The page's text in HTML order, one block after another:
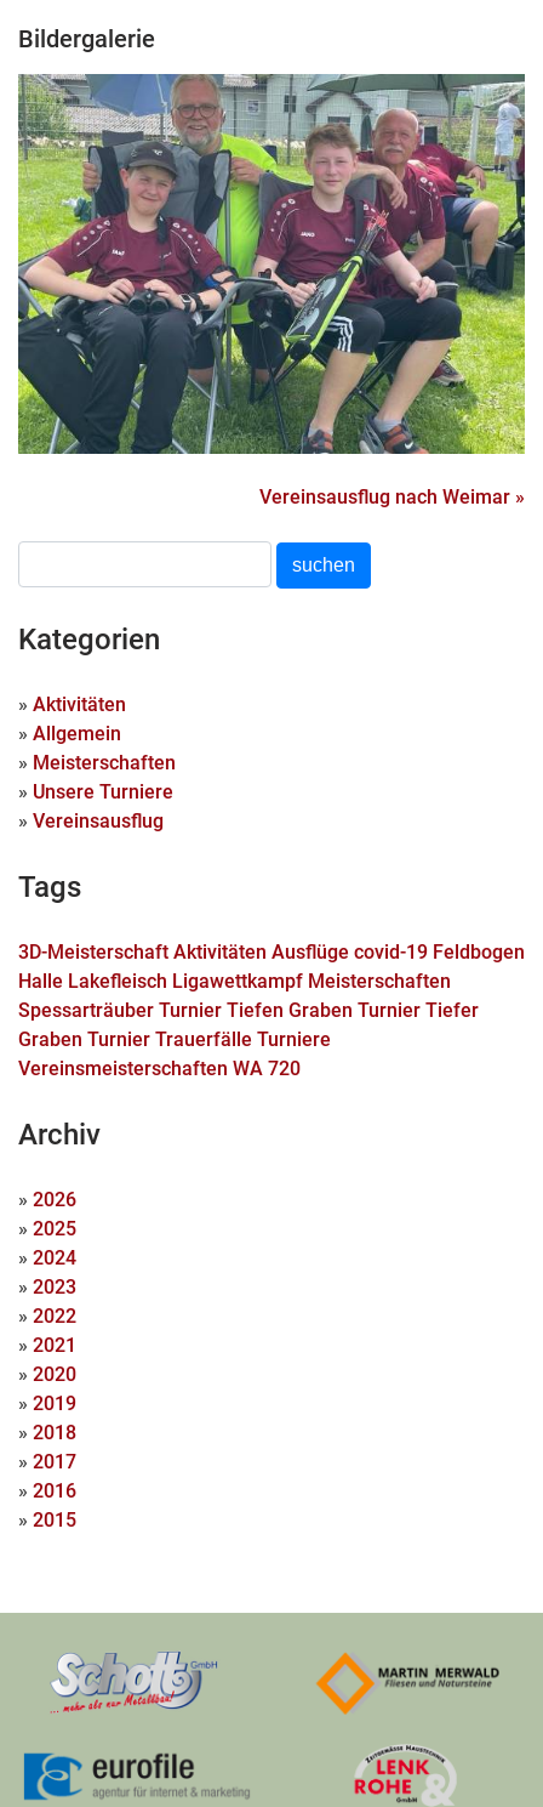
Bildergalerie
Vereinsausflug nach Weimar »
Kategorien
» Aktivitäten
» Allgemein
» Meisterschaften
» Unsere Turniere
» Vereinsausflug
Tags
3D-Meisterschaft Aktivitäten Ausflüge covid-19 Feldbogen
Halle Lakefleisch Ligawettkampf Meisterschaften
Spessarträuber Turnier Tiefen Graben Turnier Tiefer
Graben Turnier Trauerfälle Turniere
Vereinsmeisterschaften WA 720
Archiv
» 2026
» 2025
» 2024
» 2023
» 2022
» 2021
» 2020
» 2019
» 2018
» 2017
» 2016
» 2015